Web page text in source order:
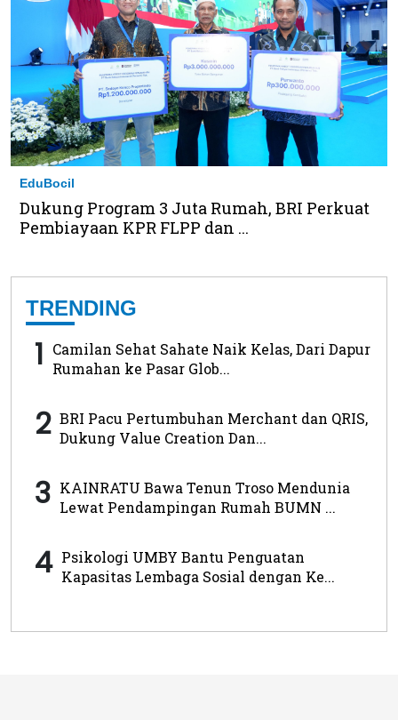
EduBocil
Dukung Program 3 Juta Rumah, BRI Perkuat
Pembiayaan KPR FLPP dan ...
TRENDING
1 Camilan Sehat Sahate Naik Kelas, Dari Dapur
Rumahan ke Pasar Glob...
2 BRI Pacu Pertumbuhan Merchant dan QRIS,
Dukung Value Creation Dan...
3 KAINRATU Bawa Tenun Troso Mendunia
Lewat Pendampingan Rumah BUMN ...
4 Psikologi UMBY Bantu Penguatan
Kapasitas Lembaga Sosial dengan Ke...